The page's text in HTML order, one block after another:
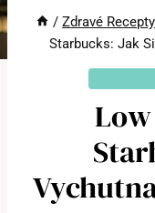
/ Zdravé Recepty
Starbucks: Jak